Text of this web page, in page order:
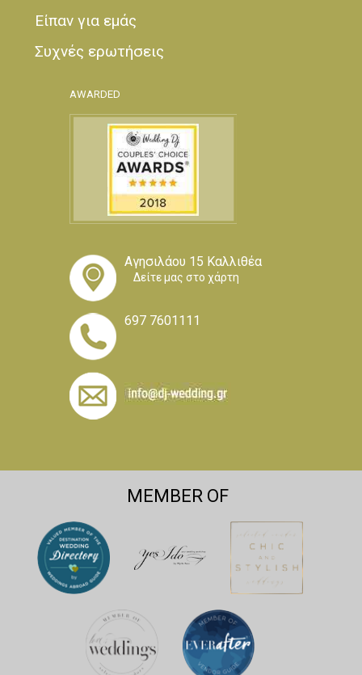
Είπαν για εμάς
Συχνές ερωτήσεις
AWARDED
Αγησιλάου 15 Καλλιθέα
Δείτε μας στο χάρτη
697 7601111
MEMBER OF